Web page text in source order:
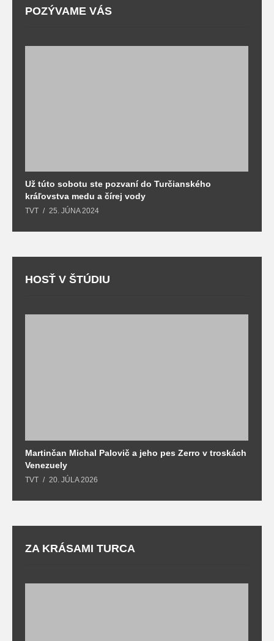
POZÝVAME VÁS
Už túto sobotu ste pozvaní do Turčianského
kráľovstva medu a čírej vody
TVT 25. JÚNA 2024
HOSŤ V ŠTÚDIU
Martinčan Michal Palovič a jeho pes Zerro v troskách
Venezuely
TVT 20. JÚLA 2026
ZA KRÁSAMI TURCA